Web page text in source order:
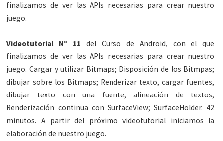
finalizamos de ver las APIs necesarias para crear nuestro
juego.
Videotutorial Nº 11 del Curso de Android, con el que
finalizamos de ver las APIs necesarias para crear nuestro
juego. Cargar y utilizar Bitmaps; Disposición de los Bitmpas;
dibujar sobre los Bitmaps; Renderizar texto, cargar fuentes,
dibujar texto con una fuente; alineación de textos;
Renderización continua con SurfaceView; SurfaceHolder. 42
minutos. A partir del próximo videotutorial iniciamos la
elaboración de nuestro juego.